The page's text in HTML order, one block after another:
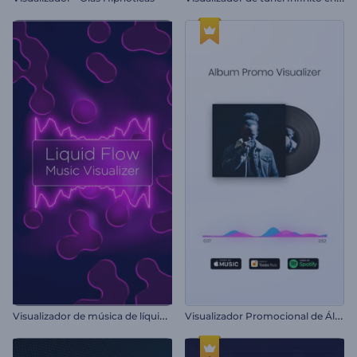
V
isualizador de música de líquido en movimiento V
isualizador Promocional de Álbum